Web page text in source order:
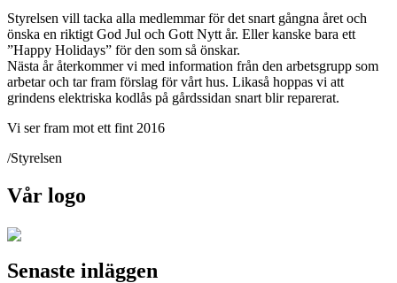
Styrelsen vill tacka alla medlemmar för det snart gångna året och
önska en riktigt God Jul och Gott Nytt år. Eller kanske bara ett
”Happy Holidays” för den som så önskar.
Nästa år återkommer vi med information från den arbetsgrupp som
arbetar och tar fram förslag för vårt hus. Likaså hoppas vi att
grindens elektriska kodlås på gårdssidan snart blir reparerat.
Vi ser fram mot ett fint 2016
/Styrelsen
Vår logo
Senaste inläggen